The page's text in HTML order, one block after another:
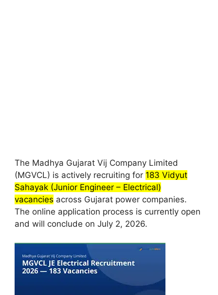
The Madhya Gujarat Vij Company Limited
(MGVCL) is actively recruiting for 183 Vidyut
Sahayak (Junior Engineer – Electrical)
vacancies across Gujarat power companies.
The online application process is currently open
and will conclude on July 2, 2026.